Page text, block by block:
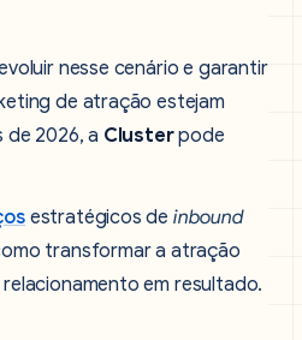
nesse cenário e garantir
de atração estejam
de 2026, a Clusterpode
estratégicos de inbound
transformar a atração
em resultado.